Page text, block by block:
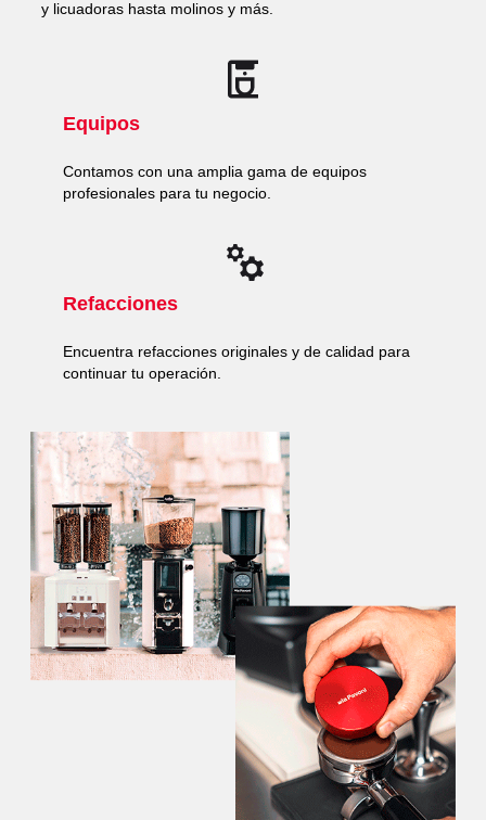
y licuadoras hasta molinos y más.
Equipos
Contamos con una amplia gama de equipos
profesionales para tu negocio.
Refacciones
Encuentra refacciones originales y de calidad para
continuar tu operación.